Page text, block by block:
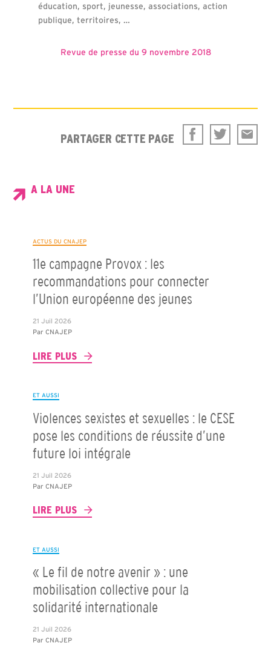
éducation, sport, jeunesse, associations, action
publique, territoires, …
Revue de presse du 9 novembre 2018
PARTAGER CETTE PAGE
A LA UNE
ACTUS DU CNAJEP
11e campagne Provox : les
recommandations pour connecter
l’Union européenne des jeunes
21 Juil 2026
Par CNAJEP
LIRE PLUS
ET AUSSI
Violences sexistes et sexuelles : le CESE
pose les conditions de réussite d’une
future loi intégrale
21 Juil 2026
Par CNAJEP
LIRE PLUS
ET AUSSI
« Le fil de notre avenir » : une
mobilisation collective pour la
solidarité internationale
21 Juil 2026
Par CNAJEP